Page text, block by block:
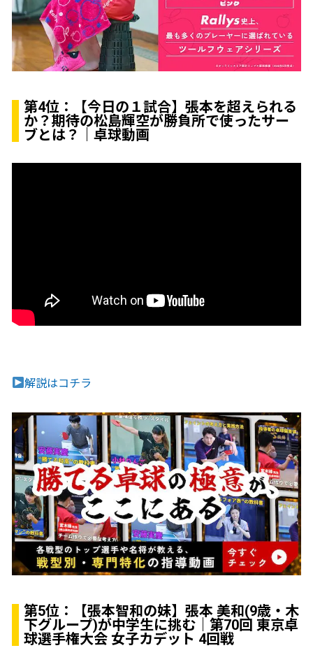
第4位：
【今日の１試合】張本を超えられる
か？期待の松島輝空が勝負所で使ったサー
ブとは？｜卓球動画
解説はコチラ
第5位：
【張本智和の妹】張本 美和(9歳・木
下グループ)が中学生に挑む｜第70回 東京卓
球選手権大会 女子カデット 4回戦